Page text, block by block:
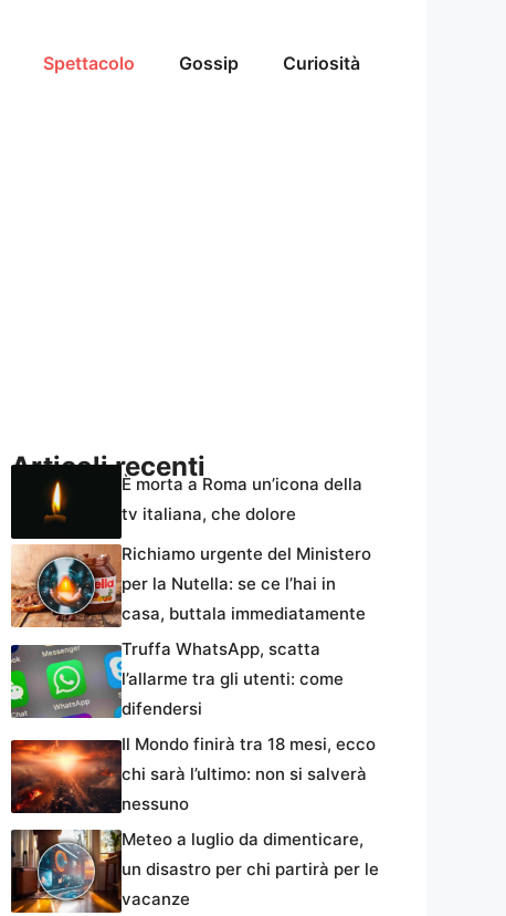
Spettacolo Gossip Curiosità
Articoli recenti
È morta a Roma un’icona della
tv italiana, che dolore
Richiamo urgente del Ministero
per la Nutella: se ce l’hai in
casa, buttala immediatamente
Truffa WhatsApp, scatta
l’allarme tra gli utenti: come
difendersi
Il Mondo finirà tra 18 mesi, ecco
chi sarà l’ultimo: non si salverà
nessuno
Meteo a luglio da dimenticare,
un disastro per chi partirà per le
vacanze